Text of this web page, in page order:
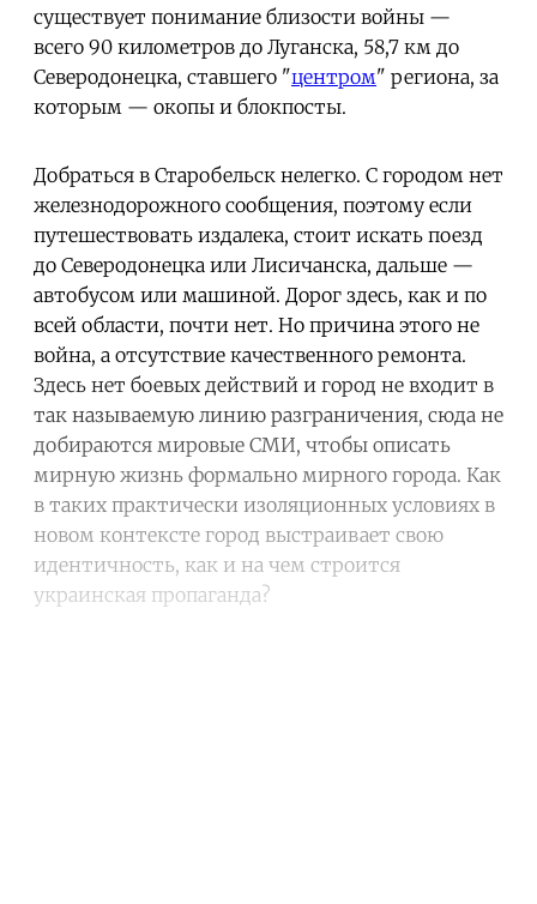
существует понимание близости войны —
всего 90 километров до Луганска, 58,7 км до
Северодонецка, ставшего "центром" региона, за
которым — окопы и блокпосты.
Добраться в Старобельск нелегко. С городом нет
железнодорожного сообщения, поэтому если
путешествовать издалека, стоит искать поезд
до Северодонецка или Лисичанска, дальше —
автобусом или машиной. Дорог здесь, как и по
всей области, почти нет. Но причина этого не
война, а отсутствие качественного ремонта.
Здесь нет боевых действий и город не входит в
так называемую линию разграничения, сюда не
добираются мировые СМИ, чтобы описать
мирную жизнь формально мирного города. Как
в таких практически изоляционных условиях в
новом контексте город выстраивает свою
идентичность, как и на чем строится
украинская пропаганда?